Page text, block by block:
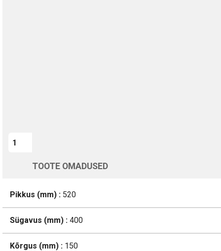
TOOTE OMADUSED
Pikkus (mm) : 520
Sügavus (mm) : 400
Kõrgus (mm) : 150